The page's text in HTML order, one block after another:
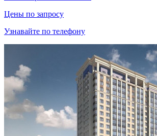
Цены по запросу
Узнавайте по телефону